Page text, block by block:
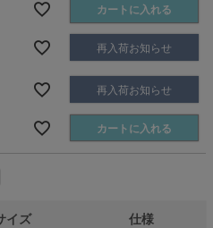
カートに入れる
再入荷お知らせ
再入荷お知らせ
カートに入れる
イズ 仕様